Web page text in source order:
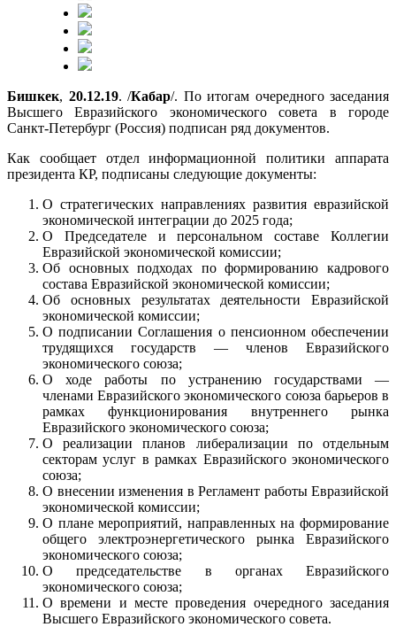
Бишкек, 20.12.19. /Кабар/. По итогам очередного заседания
Высшего Евразийского экономического совета в городе
Санкт-Петербург (Россия) подписан ряд документов.
Как сообщает отдел информационной политики аппарата
президента КР, подписаны следующие документы:
О стратегических направлениях развития евразийской
экономической интеграции до 2025 года;
О Председателе и персональном составе Коллегии
Евразийской экономической комиссии;
Об основных подходах по формированию кадрового
состава Евразийской экономической комиссии;
Об основных результатах деятельности Евразийской
экономической комиссии;
О подписании Соглашения о пенсионном обеспечении
трудящихся государств — членов Евразийского
экономического союза;
О ходе работы по устранению государствами —
членами Евразийского экономического союза барьеров в
рамках функционирования внутреннего рынка
Евразийского экономического союза;
О реализации планов либерализации по отдельным
секторам услуг в рамках Евразийского экономического
союза;
О внесении изменения в Регламент работы Евразийской
экономической комиссии;
О плане мероприятий, направленных на формирование
общего электроэнергетического рынка Евразийского
экономического союза;
О председательстве в органах Евразийского
экономического союза;
О времени и месте проведения очередного заседания
Высшего Евразийского экономического совета.